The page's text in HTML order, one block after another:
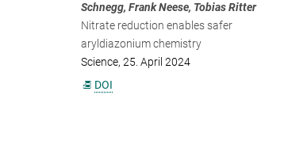
Schnegg, Frank Neese, Tobias Ritter
Nitrate reduction enables safer
aryldiazonium chemistry
Science, 25. April 2024
DOI